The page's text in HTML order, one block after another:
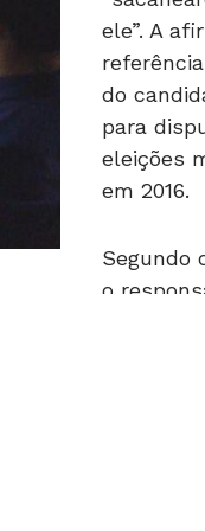
do
para
eleições
em 2016.
o
definir a